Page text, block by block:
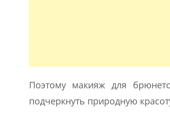
Поэтому макияж для
подчеркнуть природную